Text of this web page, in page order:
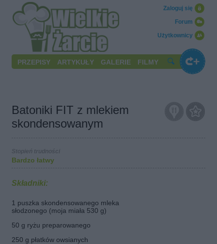
Użytkownicy
Forum
Zaloguj się
PRZEPISY ARTYKUŁY GALERIE FILMY
Batoniki FIT z mlekiem
skondensowanym
Bardzo łatwy
Składniki:
1 puszka skondensowanego mleka
słodzonego (moja miała 530 g)
50 g ryżu preparowanego
250 g płatków owsianych